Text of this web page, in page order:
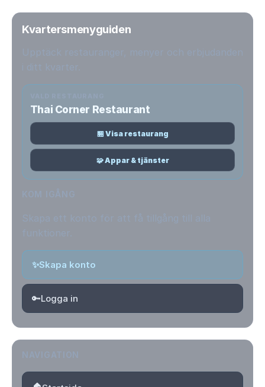
Kvartersmenyguiden
Thai Corner Restaurant
🏪 Visa restaurang
🧩 Appar & tjänster
✨Skapa konto
🔑Logga in